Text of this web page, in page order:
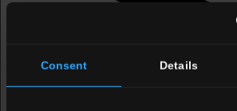
Consent Details